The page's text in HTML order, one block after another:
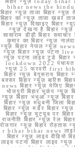
bihar news the hindu
बिहार न्यूज़ ताजा बिहार
बिहार का न्यूज़ ताजा खबर
बिहार न्यूज़ दिखाइए बिहार
न्यूज़ देखना है बिहार न्यूज़
सासाराम डीडी बिहार
कुमार का बिहार न्यूज़
न्यूज़ बिहार नेपाल न्यूज़
न्यूज़ बिहार न्यूज़ पटना live
न्यूज़ पटना लाइव टुडे
lockdown 2022 पंचायत
न्यूज़ 25 फरवरी first
बिहार न्यूज़ बेगूसराय बिहार
बक्सर बिहार न्यूज़ बारिश
news बिहार न्यूज़ भेजिए
भोजपुरी बिहार भूकंप न्यूज़
न्यूज़ बिहार भभुआ न्यूज़
बिहार न्यूज़ मधुबनी जिला
बिहार न्यूज़ मर्डर बिहार
बिहार न्यूज़ यूट्यूब पर
राजनीति बिहार न्यूज़ रेल
रोजगार न्यूज़ बिहार रोहतास
r bihar bihar news
बिहार न्यूज़ लाइव वीडियो
लाइव पटना बिहार लाइव